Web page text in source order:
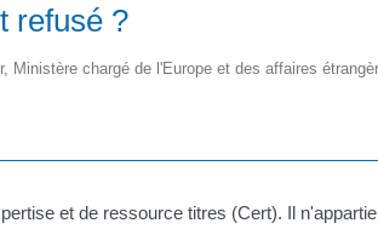
refusé ?
Ministère chargé de l'Europe et des affaires
et de ressource titres (Cert). Il